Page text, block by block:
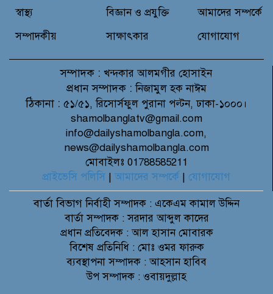
স্বাস্থ্য
সম্পাদকীয়
বিজ্ঞান ও প্রযুক্তি
সাক্ষাৎকার
আমাদের সম্পর্কে
যোগাযোগ
সম্পাদক : খন্দকার আলমগীর হোসাইন
প্রধান সম্পাদক : নিজামুল হক নাঈম
ঠিকানা : ৫১/৫১, রিসোর্সফুল পুরানা পল্টন, ঢাকা-১০০০।
shamolbanglatv@gmail.com
info@dailyshamolbangla.com,
news@dailyshamolbangla.com
মোবাইলঃ 01788585211
প্রাইভেসি পলিসি | আমাদের সম্পর্কে | যোগাযোগ
বার্তা বিভাগনির্বাহী সম্পাদক : একেএম কামাল উদ্দিন
বার্তা সম্পাদক : সরদার আব্দুল কাদের
প্রধান প্রতিবেদক : আল হাসান মোবারক
বিশেষ প্রতিনিধি : মোঃ ওমর ফারুক
ব্যবস্থাপনা সম্পাদক : আহসান হাবিব
উপ সম্পাদক : ওবায়দুল্লাহ